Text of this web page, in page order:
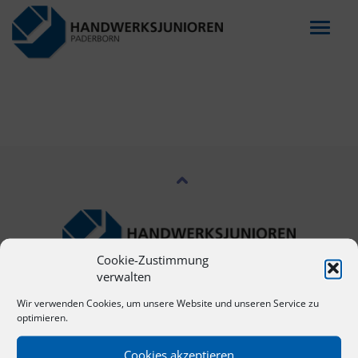
Cookie-Zustimmung
verwalten
Wir verwenden Cookies, um unsere Website und unseren Service zu
optimieren.
Cookies akzeptieren
Menu